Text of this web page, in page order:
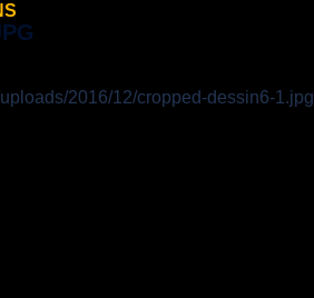
2016/12/cropped-dessin6-1.jpg